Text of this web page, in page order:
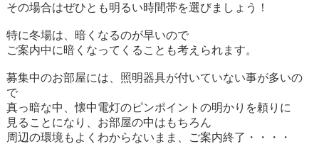
その場合はぜひとも明るい時間帯を選びましょう！
特に冬場は、暗くなるのが早いので
ご案内中に暗くなってくることも考えられます。
募集中のお部屋には、照明器具が付いていない事が多いの
で
真っ暗な中、懐中電灯のピンポイントの明かりを頼りに
見ることになり、お部屋の中はもちろん
周辺の環境もよくわからないまま、ご案内終了・・・・